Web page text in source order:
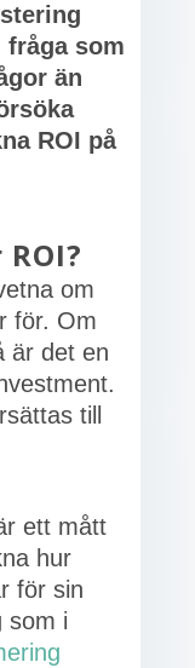
fråga som
än
ROI på
om
för. Om
är det en
till
ett mått
hur
för sin
som i